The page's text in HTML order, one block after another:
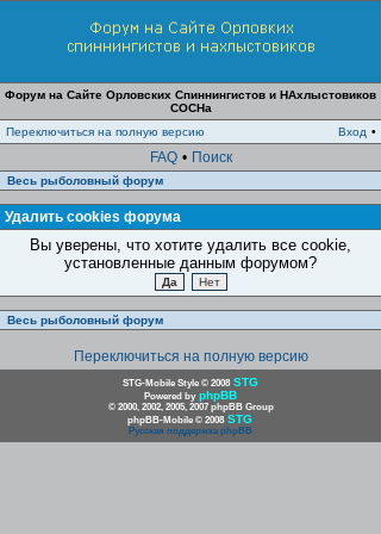
Форум на Сайте Орловских Спиннингистов и НАхлыстовиков
СОСНа
Переключиться на полную версию
Вход •
FAQ • Поиск
Весь рыболовный форум
Удалить cookies форума
Вы уверены, что хотите удалить все cookie,
установленные данным форумом?
Весь рыболовный форум
Переключиться на полную версию
STG-Mobile Style © 2008 STG
Powered by phpBB
© 2000, 2002, 2005, 2007 phpBB Group
phpBB-Mobile © 2008 STG
Русская поддержка phpBB